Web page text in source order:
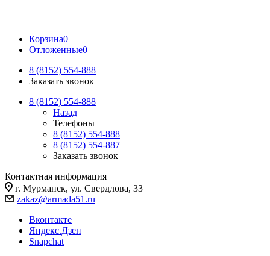
Корзина0
Отложенные0
8 (8152) 554-888
Заказать звонок
8 (8152) 554-888
Назад
Телефоны
8 (8152) 554-888
8 (8152) 554-887
Заказать звонок
Контактная информация
г. Мурманск, ул. Свердлова, 33
zakaz@armada51.ru
Вконтакте
Яндекс.Дзен
Snapchat